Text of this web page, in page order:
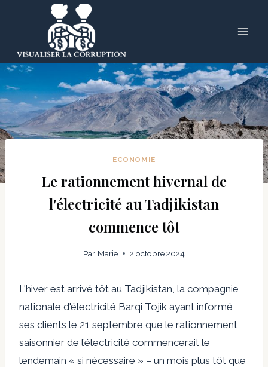
ECONOMIE
Le rationnement hivernal de
l'électricité au Tadjikistan
commence tôt
Par Marie 2 octobre 2024
L'hiver est arrivé tôt au Tadjikistan, la compagnie
nationale d'électricité Barqi Tojik ayant informé
ses clients le 21 septembre que le rationnement
saisonnier de l’électricité commencerait le
lendemain « si nécessaire » – un mois plus tôt que